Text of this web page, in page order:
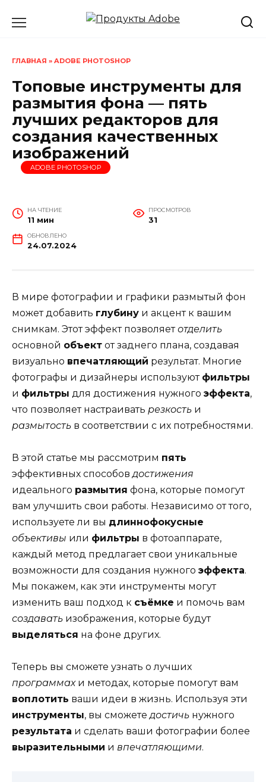
ГЛАВНАЯ » ADOBE PHOTOSHOP
Топовые инструменты для
размытия фона — пять
лучших редакторов для
создания качественных
изображений
ADOBE PHOTOSHOP
НА ЧТЕНИЕ
11 мин
ПРОСМОТРОВ
31
ОБНОВЛЕНО
24.07.2024
В мире фотографии и графики размытый фон
может добавить глубину и акцент к вашим
снимкам. Этот эффект позволяетотделить
основной объект от заднего плана, создавая
визуально впечатляющий результат. Многие
фотографы и дизайнеры используют фильтры
и фильтры для достижения нужного эффекта,
что позволяет настраивать резкость и
размытость в соответствии с их потребностями.
В этой статье мы рассмотрим пять
эффективных способовдостижения
идеального размытия фона, которые помогут
вам улучшить свои работы. Независимо от того,
используете ли вы длиннофокусные
объективы или фильтры в фотоаппарате,
каждый метод предлагает свои уникальные
возможности для создания нужного эффекта.
Мы покажем, как эти инструменты могут
изменить ваш подход к съёмке и помочь вам
создавать изображения, которые будут
выделяться на фоне других.
Теперь вы сможете узнать о лучших
программахи методах, которые помогут вам
воплотить ваши идеи в жизнь. Используя эти
инструменты, вы сможетедостичь нужного
результата и сделать ваши фотографии более
выразительными и впечатляющими.